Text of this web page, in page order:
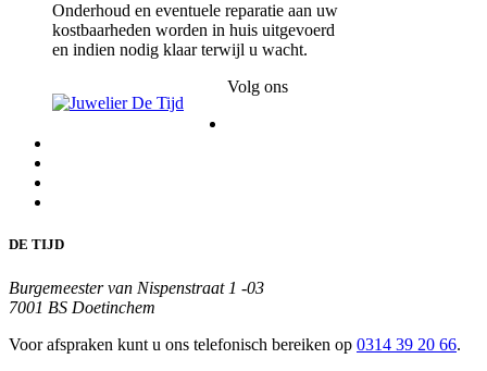
Onderhoud en eventuele reparatie aan uw
kostbaarheden worden in huis uitgevoerd
en indien nodig klaar terwijl u wacht.
Volg ons
DE TIJD
Burgemeester van Nispenstraat 1 -03
7001 BS Doetinchem
Voor afspraken kunt u ons telefonisch bereiken op 0314 39 20 66.